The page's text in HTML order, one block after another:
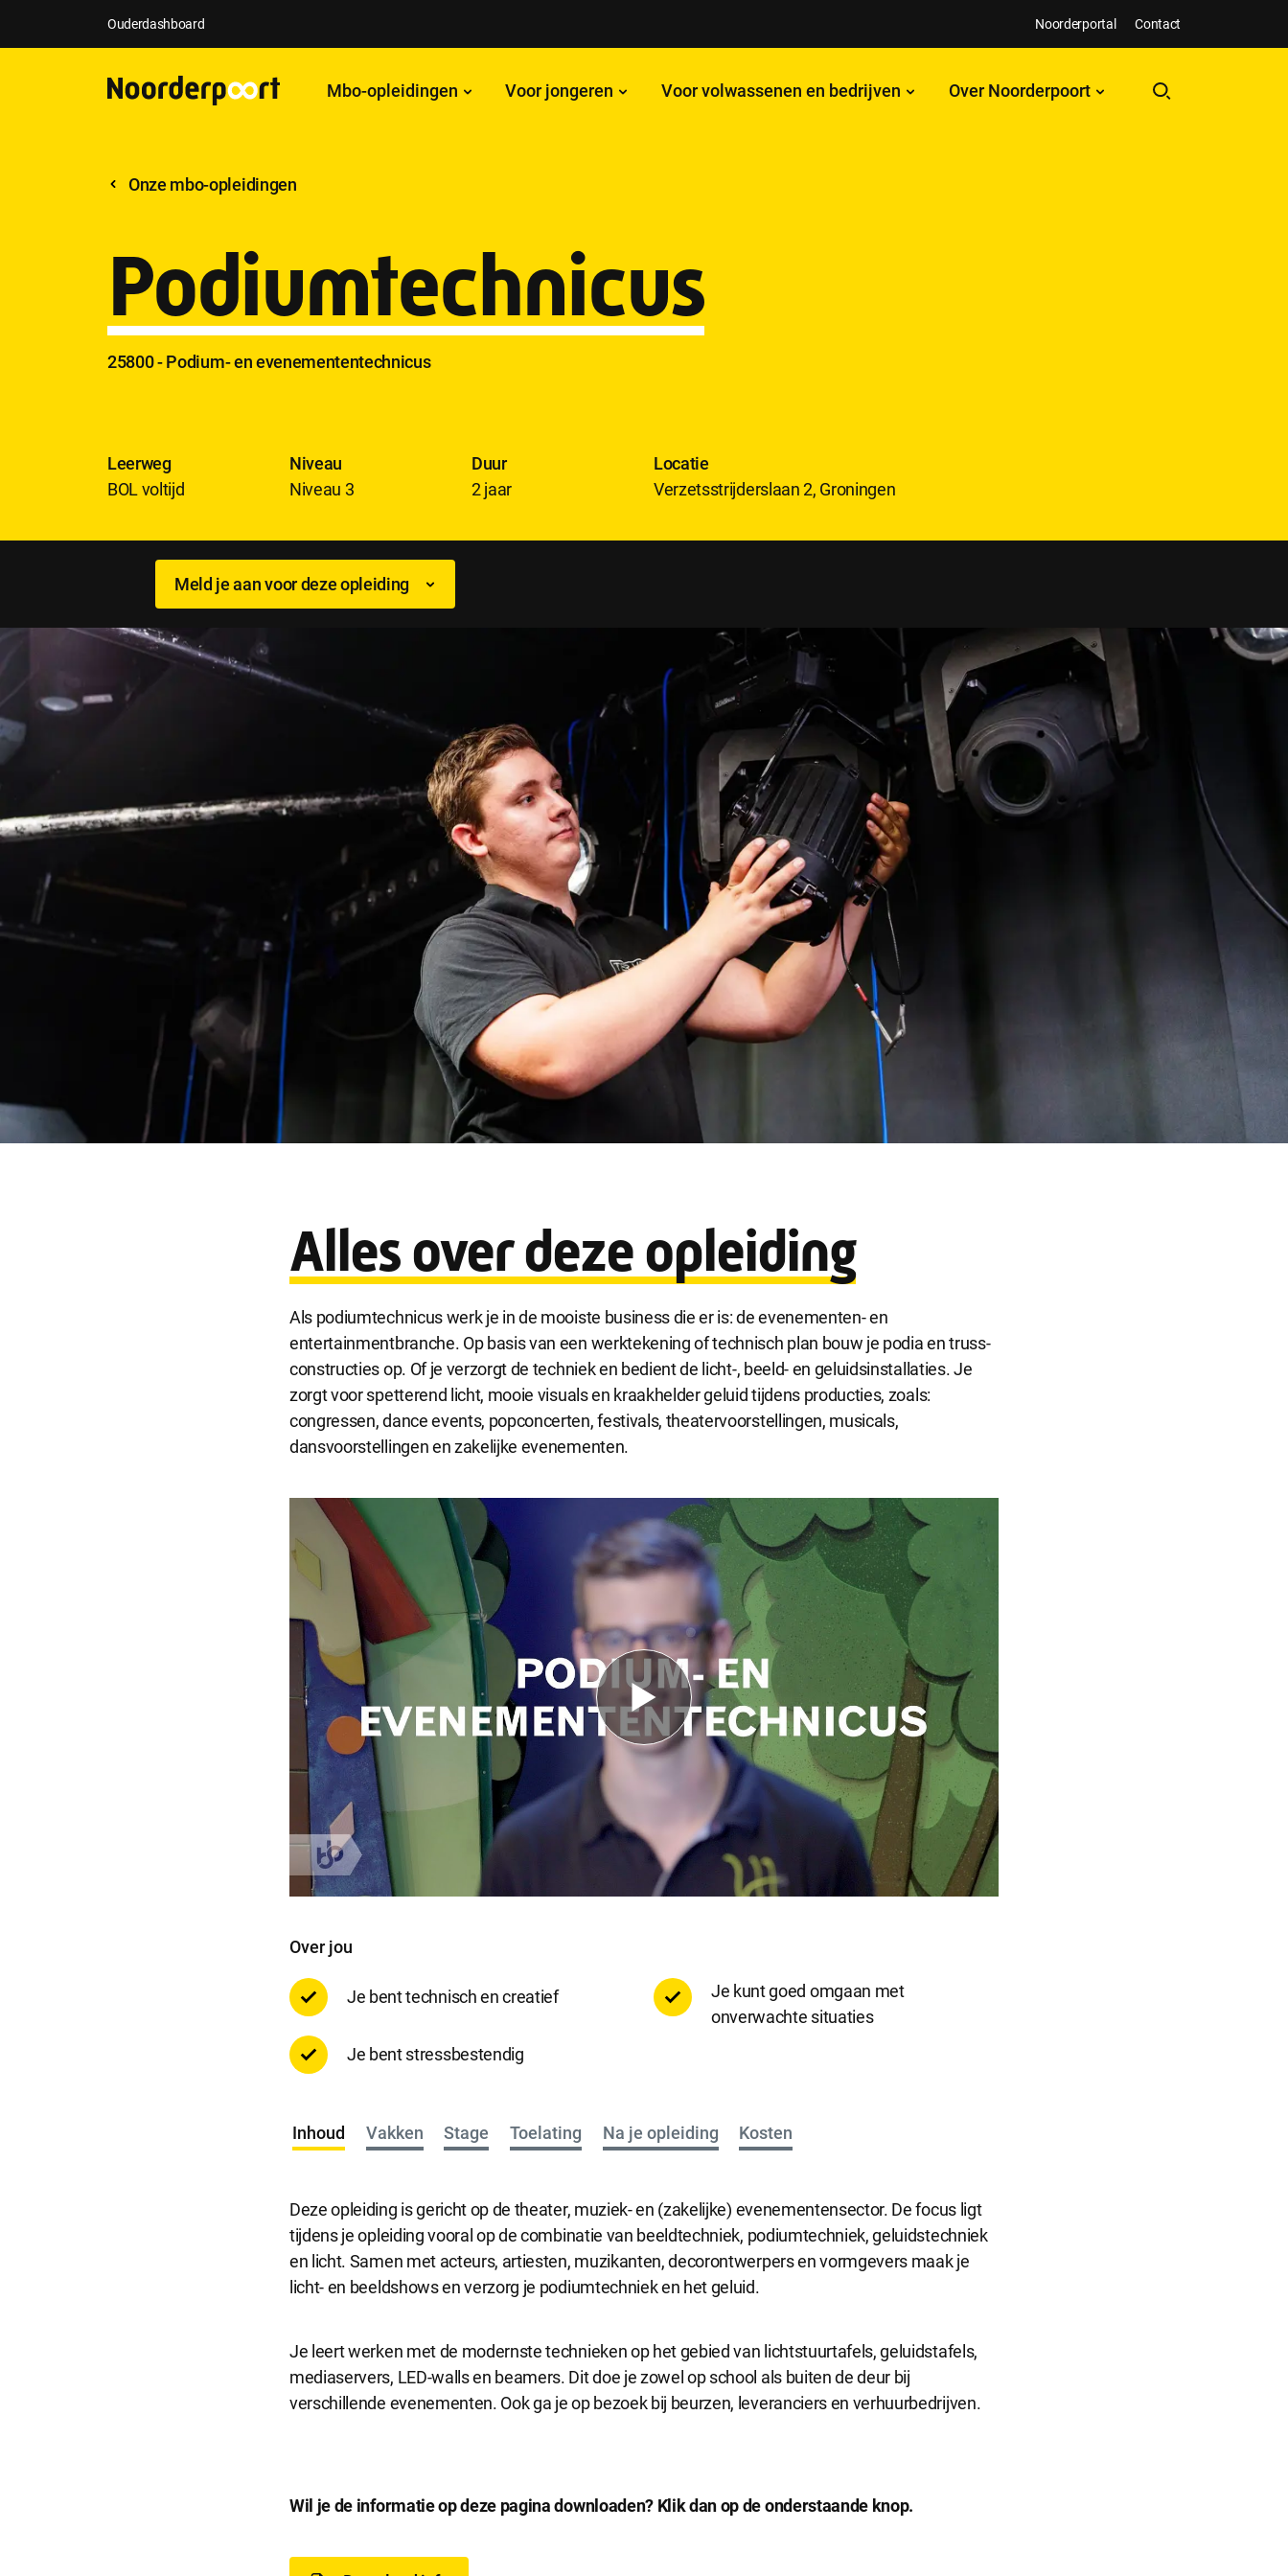
dialog
Noodzakelijke cookies
Noodzakelijke cookies zijn noodzakelijk om de website te laten werken.
Functionele cookies
Functionele cookies hebben een functionele rol binnen de website. De cookies zorgen ervoor dat de
website goed functioneert.
Analytische cookies
Analytische cookies geven ons inzicht in hoe de website wordt gebruikt. Op basis van deze informatie
kunnen wij deze website gebruiksvriendelijker maken.
Marketing cookies
Marketing cookies worden gebruikt om relevante advertenties te kunnen tonen op advertentieplatformen
zoals Facebook en Google. De cookies delen individuele gegevens over jouw surfgedrag op onze website.
Selectie accepteren Alle cookies accepteren
Ouderdashboard Noorderportal Contact
Mbo-opleidingen Voor jongeren Voor volwassenen en bedrijven Over Noorderpoort
Onze mbo-opleidingen
Podiumtechnicus
25800 - Podium- en evenemententechnicus
Leerweg
BOL voltijd
Niveau
Niveau 3
Duur
2 jaar
Locatie
Verzetsstrijderslaan 2, Groningen
Meld je aan voor deze opleiding
Alles over deze opleiding
Als podiumtechnicus werk je in de mooiste business die er is: de evenementen- en
entertainmentbranche. Op basis van een werktekening of technisch plan bouw je podia en truss-
constructies op. Of je verzorgt de techniek en bedient de licht-, beeld- en geluidsinstallaties. Je
zorgt voor spetterend licht, mooie visuals en kraakhelder geluid tijdens producties, zoals:
congressen, dance events, popconcerten, festivals, theatervoorstellingen, musicals,
dansvoorstellingen en zakelijke evenementen.
Over jou
Je bent technisch en creatief
Je bent stressbestendig
Je kunt goed omgaan met
onverwachte situaties
Inhoud Vakken Stage Toelating Na je opleiding Kosten
Deze opleiding is gericht op de theater, muziek- en (zakelijke) evenementensector. De focus ligt
tijdens je opleiding vooral op de combinatie van beeldtechniek, podiumtechniek, geluidstechniek
en licht. Samen met acteurs, artiesten, muzikanten, decorontwerpers en vormgevers maak je
licht- en beeldshows en verzorg je podiumtechniek en het geluid.
Je leert werken met de modernste technieken op het gebied van lichtstuurtafels, geluidstafels,
mediaservers, LED-walls en beamers. Dit doe je zowel op school als buiten de deur bij
verschillende evenementen. Ook ga je op bezoek bij beurzen, leveranciers en verhuurbedrijven.
D
Wil je de informatie op deze pagina downloaden? Klik dan op de onderstaande knop.